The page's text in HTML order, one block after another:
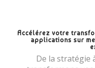
Accélérez votre
applications sur
De la stratégie